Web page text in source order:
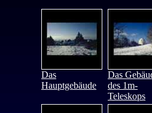
Das
Hauptgebäude
Das
des 1m-
Teleskops